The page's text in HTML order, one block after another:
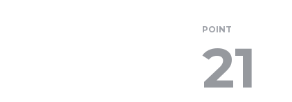
POINT
21